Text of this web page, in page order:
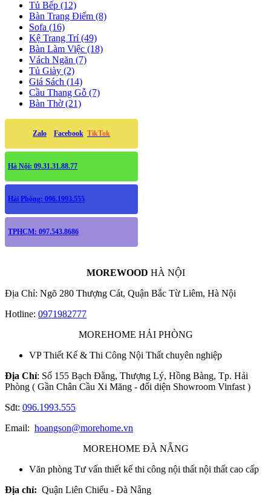
Tủ Bếp (12)
Bàn Trang Điểm (8)
Sofa (16)
Kệ Trang Trí (49)
Bàn Làm Việc (18)
Vách Ngăn (7)
Tủ Giày (2)
Giá Sách (14)
Cầu Thang Gỗ (7)
Bàn Thờ (21)
Zalo Facebook TikTok
Hà Nội: 09.31.31.88.77
Hải Phòng: 096.1993.555
TPHCM: 097.543.8686
MOREWOOD HÀ NỘI
Địa Chỉ: Ngõ 280 Thượng Cát, Quận Bắc Từ Liêm, Hà Nội
Hotline: 0971982777
MOREHOME HẢI PHÒNG
VP Thiết Kế & Thi Công Nội Thất chuyên nghiệp
Địa Chỉ: Số 155 Bạch Đằng, Thượng Lý, Hồng Bàng, Tp. Hải
Phòng ( Gần Chân Cầu Xi Măng - đối diện Showroom Vinfast )
Sđt: 096.1993.555
Email: hoangson@morehome.vn
MOREHOME ĐÀ NẴNG
Văn phòng Tư vấn thiết kế thi công nội thất nội thất cao cấp
Địa chỉ: Quận Liên Chiểu - Đà Nẵng